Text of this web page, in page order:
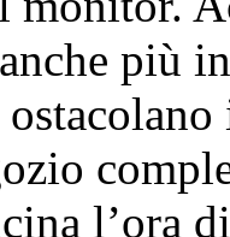
più
l’ora